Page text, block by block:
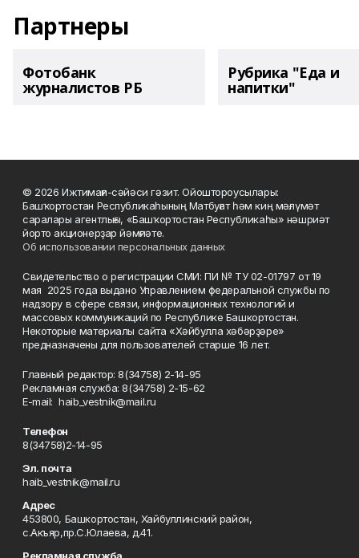
Партнеры
Фотобанк
журналистов РБ
Рубрика "Еда и
напитки"
© 2026 Ижтимағи-сәйәси гәзит. Ойоштороусылары:
Башҡортостан Республикаһының Матбуғат һәм киң мәғлүмәт
саралары агентлығы, «Башҡортостан Республикаһы» нәшриәт
йорто акционерҙар йәмғиәте.
Об использовании персональных данных
Свидетельство о регистрации СМИ: ПИ № ТУ 02-01797 от 19
мая 2025 года выдано Управлением федеральной службы по
надзору в сфере связи, информационных технологий и
массовых коммуникаций по Республике Башкортостан.
Некоторые материалы сайта «Хәйбулла хәбәрҙәре»
предназначены для пользователей старше 16 лет.
Главный редактор: 8(34758) 2-14-95
Рекламная служба: 8(34758) 2-15-62
Е-mаil: haib_vestnik@mail.ru
Телефон
8(34758)2-14-95
Эл. почта
haib_vestnik@mail.ru
Адрес
453800, Башкортостан, Хайбуллинский район,
с.Акъяр,пр.С.Юлаева, д.41.
Рекламная служба